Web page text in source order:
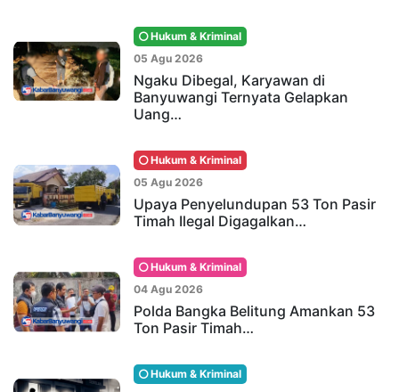
Hukum & Kriminal
05 Agu 2026
Ngaku Dibegal, Karyawan di
Banyuwangi Ternyata Gelapkan
Uang…
Hukum & Kriminal
05 Agu 2026
Upaya Penyelundupan 53 Ton Pasir
Timah Ilegal Digagalkan…
Hukum & Kriminal
04 Agu 2026
Polda Bangka Belitung Amankan 53
Ton Pasir Timah…
Hukum & Kriminal